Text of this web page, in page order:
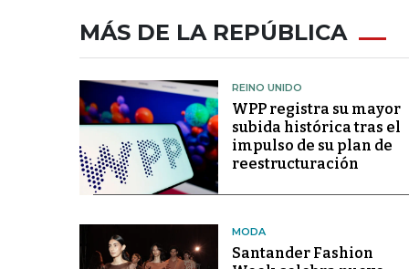
MÁS DE LA REPÚBLICA
REINO UNIDO
WPP registra su mayor
subida histórica tras el
impulso de su plan de
reestructuración
MODA
Santander Fashion